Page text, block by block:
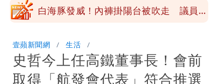
炸開扁
白海豚發威！內褲掛陽台被吹走 議員神
沒水用
民間採購BNT源頭 鄭運鵬：有群人故意
壹蘋新聞網 生活
史哲今上任高鐵董事長！會前
取得「航發會代表」符合推選